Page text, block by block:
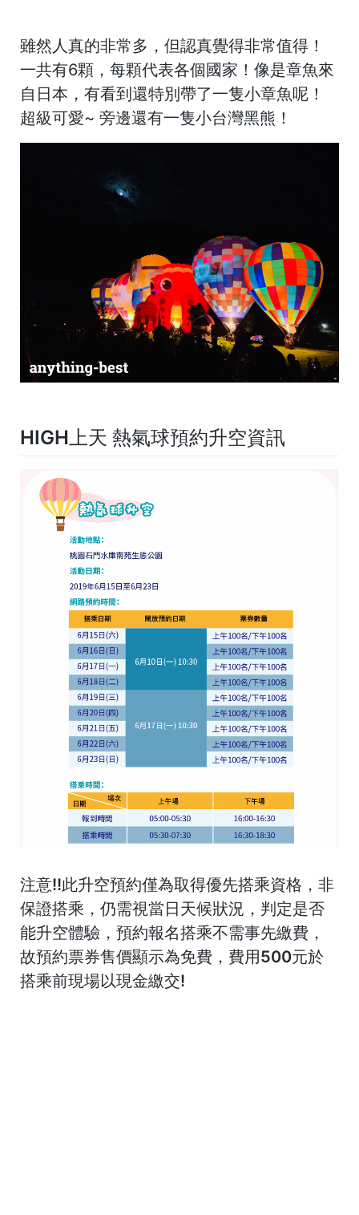
雖然人真的非常多，但認真覺得非常值得！
一共有6顆，每顆代表各個國家！像是章魚來
自日本，有看到還特別帶了一隻小章魚呢！
超級可愛~ 旁邊還有一隻小台灣黑熊！
HIGH上天 熱氣球預約升空資訊
注意!!此升空預約僅為取得優先搭乘資格，非
保證搭乘，仍需視當日天候狀況，判定是否
能升空體驗，預約報名搭乘不需事先繳費，
故預約票券售價顯示為免費，費用500元於
搭乘前現場以現金繳交!